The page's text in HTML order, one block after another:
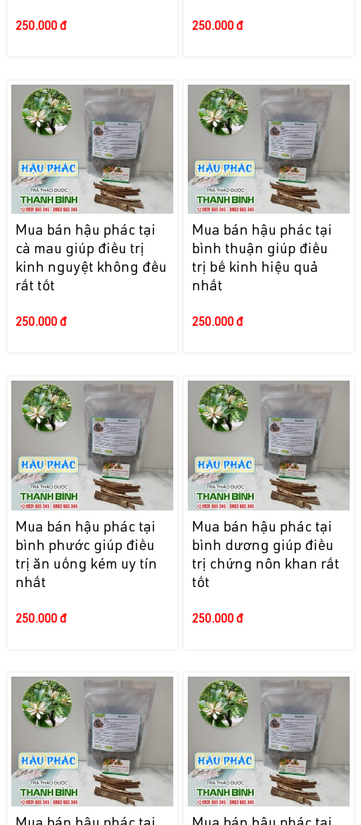
250.000 đ 250.000 đ
Mua bán hậu phác tại
cà mau giúp điều trị
kinh nguyệt không đều
rất tốt
250.000 đ
Mua bán hậu phác tại
bình thuận giúp điều
trị bế kinh hiệu quả
nhất
250.000 đ
Mua bán hậu phác tại
bình phước giúp điều
trị ăn uống kém uy tín
nhất
250.000 đ
Mua bán hậu phác tại
bình dương giúp điều
trị chứng nôn khan rất
tốt
250.000 đ